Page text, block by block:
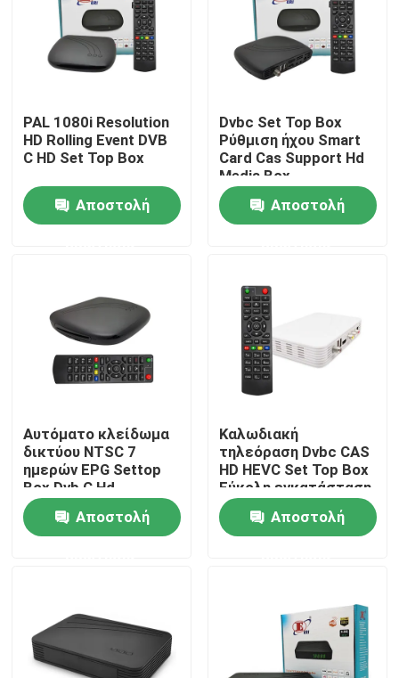
Αρχική Σελίδα
Προϊόντα
Σχετικά με εμάς
Γύρος εργοστασίων
Ποιοτικός έλεγχος
επαφή
Μετασχηματιστής TV
Μετασχηματιστής DVBC
PAL 1080i Resolution
HD Rolling Event DVB
C HD Set Top Box
Αποστολή
Dvbc Set Top Box
Ρύθμιση ήχου Smart
Card Cas Support Hd
Media Box
Αποστολή
Αυτόματο κλείδωμα
δικτύου NTSC 7
ημερών EPG Settop
Box Dvb C Hd
Αποστολή
Καλωδιακή
τηλεόραση Dvbc CAS
HD HEVC Set Top Box
Εύκολη εγκατάσταση
και εγκατάσταση
Αποστολή